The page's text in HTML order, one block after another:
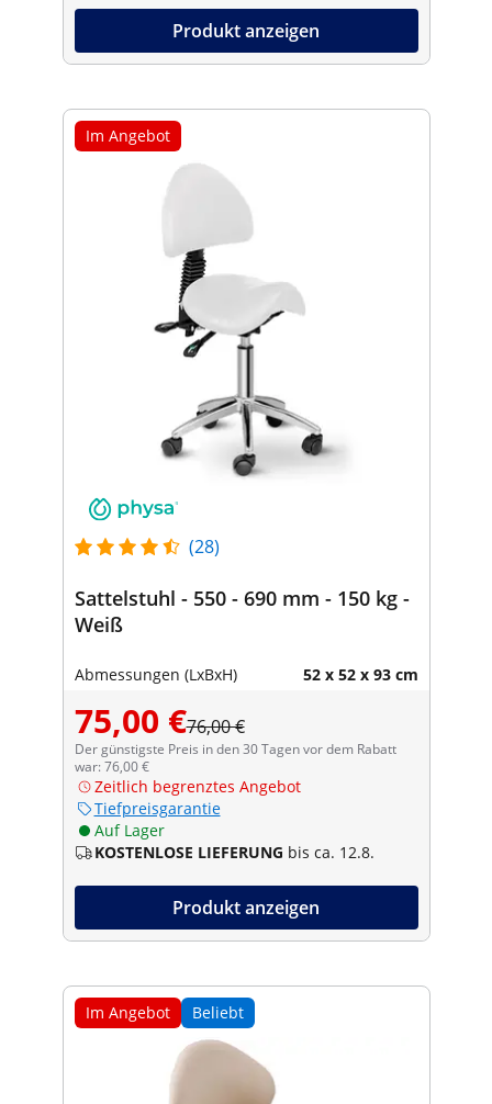
Produkt anzeigen
Im Angebot
(28)
Sattelstuhl - 550 - 690 mm - 150 kg -
Weiß
Abmessungen (LxBxH) 52 x 52 x 93 cm
75,00 €76,00 €
Der günstigste Preis in den 30 Tagen vor dem Rabatt
war: 76,00 €
Zeitlich begrenztes Angebot
Tiefpreisgarantie
Auf Lager
KOSTENLOSE LIEFERUNG bis ca. 12.8.
Produkt anzeigen
Im Angebot Beliebt